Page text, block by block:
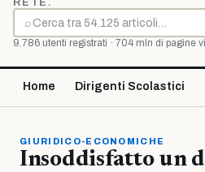
RETE.
⌕
Cerca
9.786 utenti registrati · 704 mln di pagine
Home Dirigenti Scolastici
GIURIDICO-ECONOMICHE
Insoddisfatto un